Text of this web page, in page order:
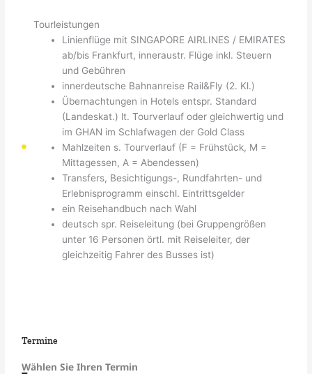
Tourleistungen
Linienflüge mit SINGAPORE AIRLINES / EMIRATES
ab/bis Frankfurt, inneraustr. Flüge inkl. Steuern
und Gebühren
innerdeutsche Bahnanreise Rail&Fly (2. Kl.)
Übernachtungen in Hotels entspr. Standard
(Landeskat.) lt. Tourverlauf oder gleichwertig und
im GHAN im Schlafwagen der Gold Class
Mahlzeiten s. Tourverlauf (F = Frühstück, M =
Mittagessen, A = Abendessen)
Transfers, Besichtigungs-, Rundfahrten- und
Erlebnisprogramm einschl. Eintrittsgelder
ein Reisehandbuch nach Wahl
deutsch spr. Reiseleitung (bei Gruppengrößen
unter 16 Personen örtl. mit Reiseleiter, der
gleichzeitig Fahrer des Busses ist)
Termine
Wählen Sie Ihren Termin